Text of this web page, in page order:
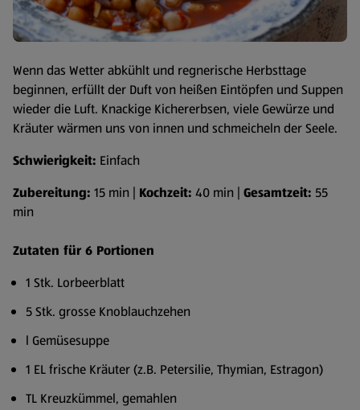
Wenn das Wetter abkühlt und regnerische Herbsttage
beginnen, erfüllt der Duft von heißen Eintöpfen und Suppen
wieder die Luft. Knackige Kichererbsen, viele Gewürze und
Kräuter wärmen uns von innen und schmeicheln der Seele.
Schwierigkeit: Einfach
Zubereitung: 15 min | Kochzeit: 40 min | Gesamtzeit: 55
min
Zutaten für 6 Portionen
1 Stk. Lorbeerblatt
5 Stk. grosse Knoblauchzehen
l Gemüsesuppe
1 EL frische Kräuter (z.B. Petersilie, Thymian, Estragon)
TL Kreuzkümmel, gemahlen